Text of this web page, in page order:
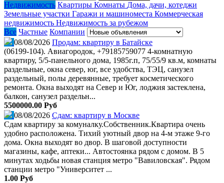
Недвижимость Квартиры Комнаты Дома, дачи, котеджи
Земельные участки Гаражи и машиноместа Коммерческая
недвижимость Недвижимость за рубежом
Все Частные Компании
08/08/2026 Продам: квартиру в Батайске
(06199-104). Авиагородок, +79185759077 4-комнатную
квартиру, 5/5-панельного дома, 1985г.п, 75/55/9 кв.м, комнаты
раздельные, окна север, юг, все удобства, ТЭЦ, санузел
раздельный, полы деревянные, требует косметического
ремонта. Окна выходят на Север и Юг, лоджия застеклена,
балкон, санузел раздельн...
5500000.00 Руб
08/08/2026 Сдам: квартиру в Москве
Сдам квартиру за комуналку.Собственник.Квартира очень
удобно расположена. Тихий уютный двор на 4-м этаже 9-го
дома. Окна выходят во двор. В шаговой доступности
магазины, кафе, аптеки... Автостоянка рядом с домом. В 5
минутах ходьбы новая станция метро "Вавиловская". Рядом
станции метро "Университет ...
1.00 Руб